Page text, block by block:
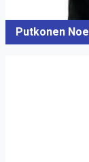
Putkonen Noel